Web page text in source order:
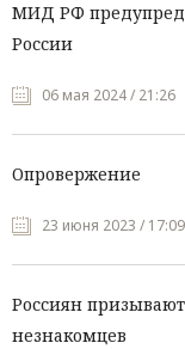
МИД РФ
России
06 мая 2024 / 21:26
Опровержение
23 июня 2023 / 17:09
Россиян призывают
незнакомцев